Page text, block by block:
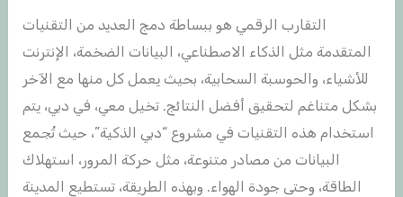
التقارب الرقمي هو ببساطة دمج العديد من التقنيات
المتقدمة مثل الذكاء الاصطناعي، البيانات الضخمة، الإنترنت
للأشياء، والحوسبة السحابية، بحيث يعمل كل منها مع الآخر
بشكل متناغم لتحقيق أفضل النتائج. تخيل معي، في دبي، يتم
استخدام هذه التقنيات في مشروع “دبي الذكية”، حيث تُجمع
البيانات من مصادر متنوعة، مثل حركة المرور، استهلاك
الطاقة، وحتى جودة الهواء. وبهذه الطريقة، تستطيع المدينة